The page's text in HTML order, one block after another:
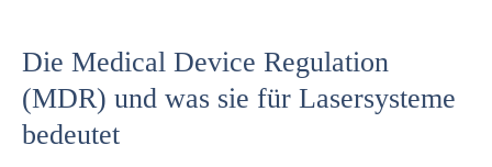
Die Medical Device Regulation
(MDR) und was sie für Lasersysteme
bedeutet